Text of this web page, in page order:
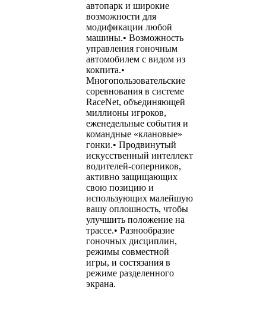
автопарк и широкие
возможности для
модификации любой
машины.• Возможность
управления гоночным
автомобилем с видом из
кокпита.•
Многопользовательские
соревнования в системе
RaceNet, объединяющей
миллионы игроков,
еженедельные события и
командные «клановые»
гонки.• Продвинутый
искусственный интеллект
водителей-соперников,
активно защищающих
свою позицию и
использующих малейшую
вашу оплошность, чтобы
улучшить положение на
трассе.• Разнообразие
гоночных дисциплин,
режимы совместной
игры, и состязания в
режиме разделенного
экрана.